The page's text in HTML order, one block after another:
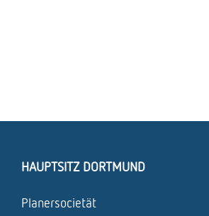
HAUPTSITZ DORTMUND
Planersocietät